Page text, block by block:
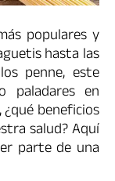
populares y
hasta las
penne, este
paladares en
beneficios
salud? Aquí
parte de una